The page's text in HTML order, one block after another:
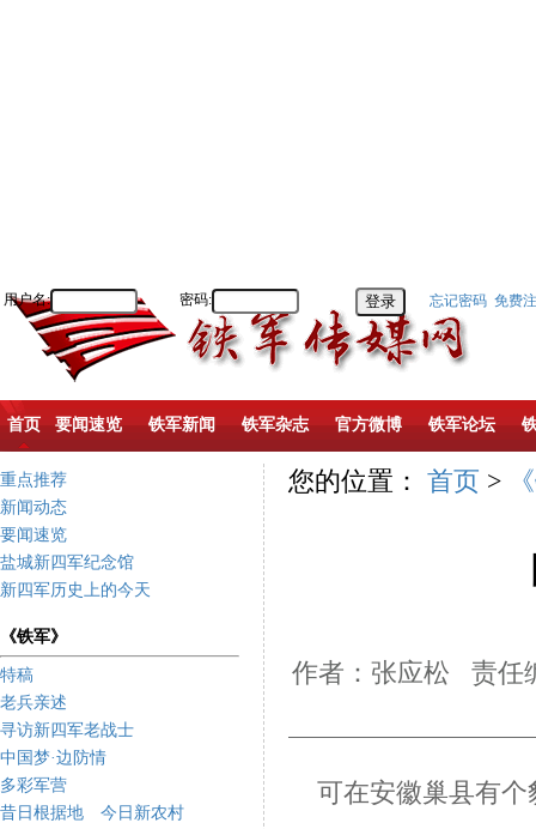
用户名: 密码: 忘记密码 免费
首页 要闻速览 铁军新闻 铁军杂志 官方微博 铁军论坛
重点推荐
新闻动态
要闻速览
盐城新四军纪念馆
新四军历史上的今天
《铁军》
特稿
老兵亲述
寻访新四军老战士
中国梦·边防情
多彩军营
昔日根据地 今日新农村
您的位置： 首页 >
作者：张应松 责任
可在安徽巢县有个